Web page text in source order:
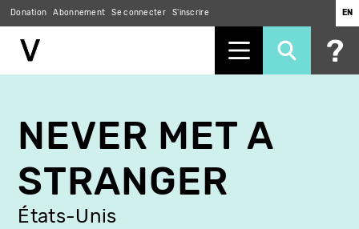
contenu
principal
Donation Abonnement Se connecter S'inscrire EN
NEVER MET A
STRANGER
États-Unis